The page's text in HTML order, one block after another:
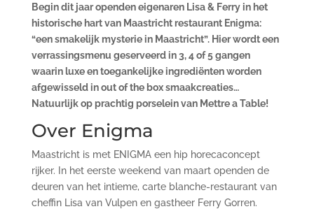
Begin dit jaar openden eigenaren Lisa & Ferry in het
historische hart van Maastricht restaurant Enigma:
“een smakelijk mysterie in Maastricht”. Hier wordt een
verrassingsmenu geserveerd in 3, 4 of 5 gangen
waarin luxe en toegankelijke ingrediënten worden
afgewisseld in out of the box smaakcreaties…
Natuurlijk op prachtig porselein van Mettre a Table!
Over Enigma
Maastricht is met ENIGMA een hip horecaconcept
rijker. In het eerste weekend van maart openden de
deuren van het intieme, carte blanche-restaurant van
cheffin Lisa van Vulpen en gastheer Ferry Gorren.